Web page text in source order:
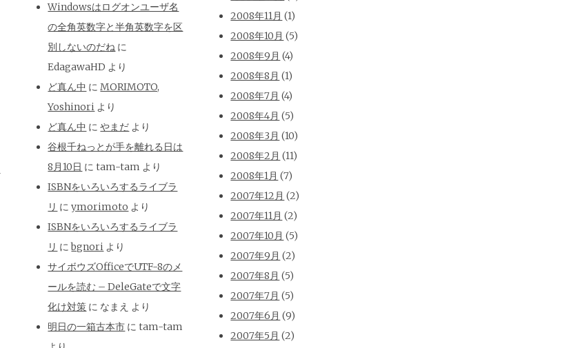
Windowsはログオンユーザ名
の全角英数字と半角英数字を区
別しないのだね に
EdagawaHD より
ど真ん中 にMORIMOTO,
Yoshinori より
ど真ん中 にやまだ より
谷根千ねっとが手を離れる日は
8月10日 にtam-tam より
ISBNをいろいろするライブラ
リ にymorimoto より
ISBNをいろいろするライブラ
リ にbgnori より
サイボウズOfficeでUTF-8のメ
ールを読む – DeleGateで文字
化け対策 に なまえ より
明日の一箱古本市 にtam-tam
2008年11月 (1)
2008年10月 (5)
2008年9月 (4)
2008年8月 (1)
2008年7月 (4)
2008年4月 (5)
2008年3月 (10)
2008年2月 (11)
2008年1月 (7)
2007年12月 (2)
2007年11月 (2)
2007年10月 (5)
2007年9月 (2)
2007年8月 (5)
2007年7月 (5)
2007年6月 (9)
2007年5月 (2)